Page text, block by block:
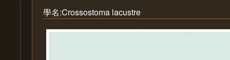
學名:Crossostoma lacustre